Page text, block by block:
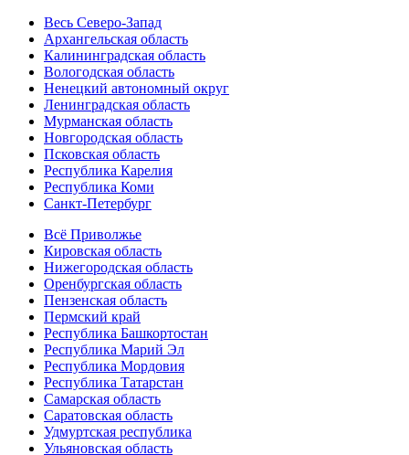
Весь Северо-Запад
Архангельская область
Калининградская область
Вологодская область
Ненецкий автономный округ
Ленинградская область
Мурманская область
Новгородская область
Псковская область
Республика Карелия
Республика Коми
Санкт-Петербург
Всё Приволжье
Кировская область
Нижегородская область
Оренбургская область
Пензенская область
Пермский край
Республика Башкортостан
Республика Марий Эл
Республика Мордовия
Республика Татарстан
Самарская область
Саратовская область
Удмуртская республика
Ульяновская область